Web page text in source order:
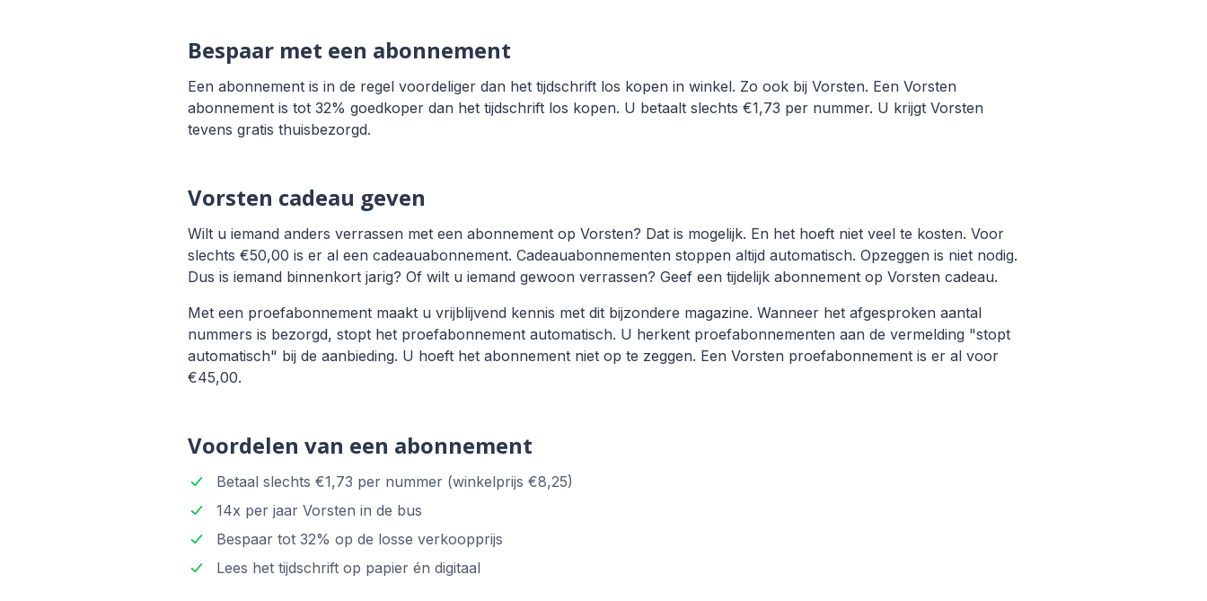
Bespaar met een abonnement
Een abonnement is in de regel voordeliger dan het tijdschrift los kopen in winkel. Zo ook bij Vorsten. Een Vorsten
abonnement is tot 32% goedkoper dan het tijdschrift los kopen. U betaalt slechts €1,73 per nummer. U krijgt Vorsten
tevens gratis thuisbezorgd.
Vorsten cadeau geven
Wilt u iemand anders verrassen met een abonnement op Vorsten? Dat is mogelijk. En het hoeft niet veel te kosten. Voor
slechts €50,00 is er al een cadeauabonnement. Cadeauabonnementen stoppen altijd automatisch. Opzeggen is niet nodig.
Dus is iemand binnenkort jarig? Of wilt u iemand gewoon verrassen? Geef een tijdelijk abonnement op Vorsten cadeau.
Met een proefabonnement maakt u vrijblijvend kennis met dit bijzondere magazine. Wanneer het afgesproken aantal
nummers is bezorgd, stopt het proefabonnement automatisch. U herkent proefabonnementen aan de vermelding "stopt
automatisch" bij de aanbieding. U hoeft het abonnement niet op te zeggen. Een Vorsten proefabonnement is er al voor
€45,00.
Voordelen van een abonnement
Betaal slechts €1,73 per nummer (winkelprijs €8,25)
14x per jaar Vorsten in de bus
Bespaar tot 32% op de losse verkoopprijs
Lees het tijdschrift op papier én digitaal